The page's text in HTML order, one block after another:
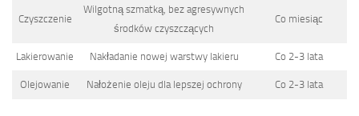
Czyszczenie
Wilgotną szmatką, bez agresywnych
środków czyszczących
Co miesiąc
Lakierowanie Nakładanie nowej warstwy lakieru Co 2-3 lata
Olejowanie Nałożenie oleju dla lepszej ochrony Co 2-3 lata